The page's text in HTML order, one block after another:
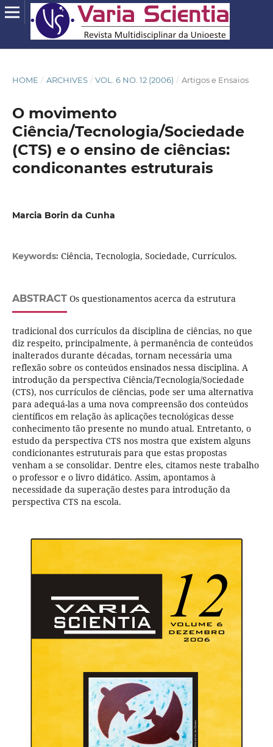
HOME / ARCHIVES / VOL. 6 NO. 12 (2006) / Artigos e Ensaios
O movimento
Ciência/Tecnologia/Sociedade
(CTS) e o ensino de ciências:
condiconantes estruturais
Marcia Borin da Cunha
Keywords: Ciência, Tecnologia, Sociedade, Currículos.
ABSTRACTOs questionamentos acerca da estrutura
tradicional dos currículos da disciplina de ciências, no que
diz respeito, principalmente, à permanência de conteúdos
inalterados durante décadas, tornam necessária uma
reflexão sobre os conteúdos ensinados nessa disciplina. A
introdução da perspectiva Ciência/Tecnologia/Sociedade
(CTS), nos currículos de ciências, pode ser uma alternativa
para adequá-las a uma nova compreensão dos conteúdos
científicos em relação às aplicações tecnológicas desse
conhecimento tão presente no mundo atual. Entretanto, o
estudo da perspectiva CTS nos mostra que existem alguns
condicionantes estruturais para que estas propostas
venham a se consolidar. Dentre eles, citamos neste trabalho
o professor e o livro didático. Assim, apontamos à
necessidade da superação destes para introdução da
perspectiva CTS na escola.